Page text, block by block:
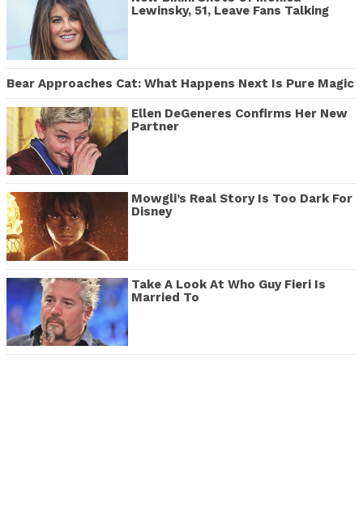
Lewinsky, 51, Leave Fans Talking
Bear Approaches Cat: What Happens Next Is Pure Magic
Ellen DeGeneres Confirms Her New
Partner
Mowgli’s Real Story Is Too Dark For
Disney
Take A Look At Who Guy Fieri Is
Married To